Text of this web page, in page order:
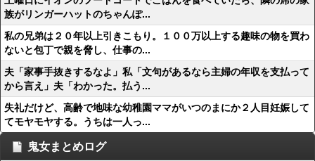
族がリンガーハットのちゃんぽ...
私の兄弟は２０年以上引きこもり。１００万以上する趣味の物を買わ
ないと包丁で親を脅し、仕事の...
夫「家事手抜きするなよ」私「文句があるなら主婦の年収を支払って
から言え」夫「わかった。払う...
失礼だけど、高齢で地味な幼稚園ママがいつのまにか２人目妊娠して
てモヤモヤする。うちは一人っ...
鬼女まとめログ